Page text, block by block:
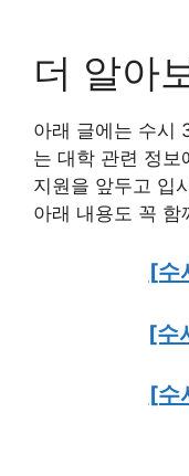
더 알아
아래 글에는 수시
는 대학 관련 정보
지원을 앞두고 입
아래 내용도 꼭 함
[수
[수
[수